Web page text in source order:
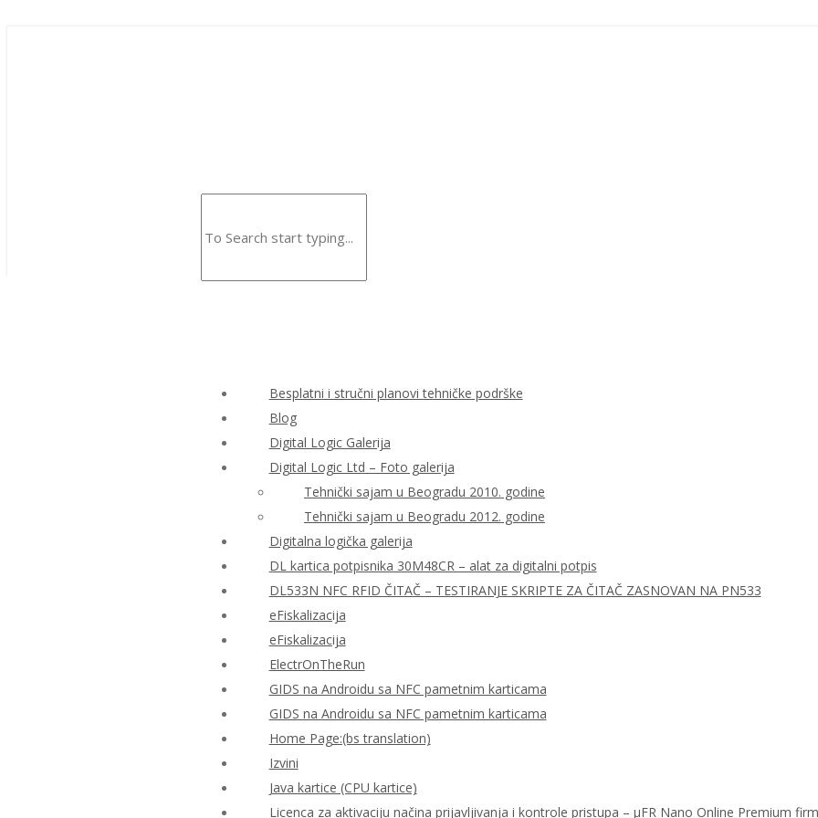
Besplatni i stručni planovi tehničke podrške
Blog
Digital Logic Galerija
Digital Logic Ltd – Foto galerija
Tehnički sajam u Beogradu 2010. godine
Tehnički sajam u Beogradu 2012. godine
Digitalna logička galerija
DL kartica potpisnika 30M48CR – alat za digitalni potpis
DL533N NFC RFID ČITAČ – TESTIRANJE SKRIPTE ZA ČITAČ ZASNOVAN NA PN533
eFiskalizacija
eFiskalizacija
ElectrOnTheRun
GIDS na Androidu sa NFC pametnim karticama
GIDS na Androidu sa NFC pametnim karticama
Home Page:(bs translation)
Izvini
Java kartice (CPU kartice)
Licenca za aktivaciju načina prijavljivanja i kontrole pristupa – μFR Nano Online Premium